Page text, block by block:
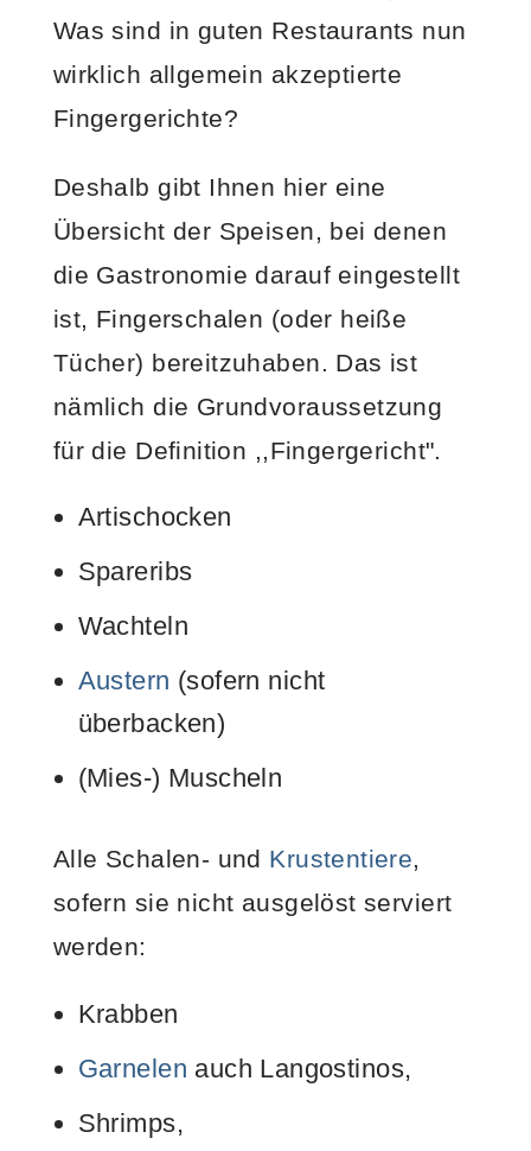
Was sind in guten Restaurants nun
wirklich allgemein akzeptierte
Fingergerichte?
Deshalb gibt Ihnen hier eine
Übersicht der Speisen, bei denen
die Gastronomie darauf eingestellt
ist, Fingerschalen (oder heiße
Tücher) bereitzuhaben. Das ist
nämlich die Grundvoraussetzung
für die Definition ,,Fingergericht".
Artischocken
Spareribs
Wachteln
Austern (sofern nicht
überbacken)
(Mies-) Muscheln
Alle Schalen- und Krustentiere,
sofern sie nicht ausgelöst serviert
werden:
Krabben
Garnelen auch Langostinos,
Shrimps,